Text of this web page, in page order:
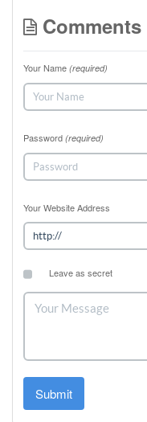
Comments
Your Name (required)
Password (required)
Your Website Address
Leave as secret
Submit